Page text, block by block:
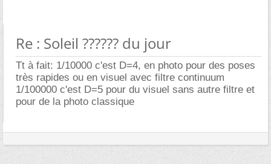
Re : Soleil ?????? du jour
Tt à fait: 1/10000 c'est D=4, en photo pour des poses
très rapides ou en visuel avec filtre continuum
1/100000 c'est D=5 pour du visuel sans autre filtre et
pour de la photo classique